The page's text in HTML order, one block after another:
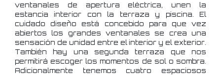
ventanales de apertura eléctrica, unen la
estancia interior con la terraza y piscina. El
cuidado diseño está concebido para que vez
abiertos los grandes ventanales se crea una
sensación de unidad entre el interior y el exterior.
También hay una segunda terraza que nos
permitirá escoger los momentos de sol o sombra.
Adicionalmente tenemos cuatro espaciosos